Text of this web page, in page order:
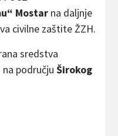
Mostar na daljnje
civilne zaštite ŽZH.
sredstva
području Širokog